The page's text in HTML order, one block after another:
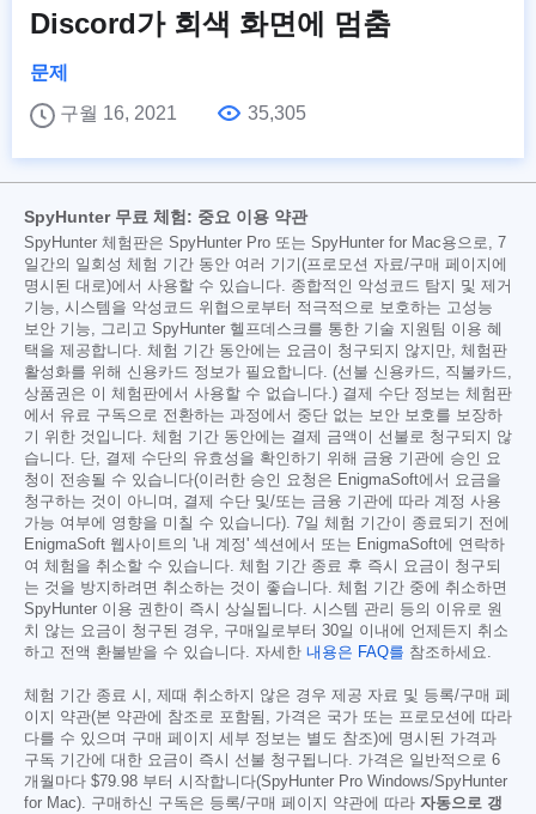
Discord가 회색 화면에 멈춤
문제
구월 16, 2021
35,305
SpyHunter 무료 체험: 중요 이용 약관
SpyHunter 체험판은 SpyHunter Pro 또는 SpyHunter for Mac용으로, 7
일간의 일회성 체험 기간 동안 여러 기기(프로모션 자료/구매 페이지에
명시된 대로)에서 사용할 수 있습니다. 종합적인 악성코드 탐지 및 제거
기능, 시스템을 악성코드 위협으로부터 적극적으로 보호하는 고성능
보안 기능, 그리고 SpyHunter 헬프데스크를 통한 기술 지원팀 이용 혜
택을 제공합니다. 체험 기간 동안에는 요금이 청구되지 않지만, 체험판
활성화를 위해 신용카드 정보가 필요합니다. (선불 신용카드, 직불카드,
상품권은 이 체험판에서 사용할 수 없습니다.) 결제 수단 정보는 체험판
에서 유료 구독으로 전환하는 과정에서 중단 없는 보안 보호를 보장하
기 위한 것입니다. 체험 기간 동안에는 결제 금액이 선불로 청구되지 않
습니다. 단, 결제 수단의 유효성을 확인하기 위해 금융 기관에 승인 요
청이 전송될 수 있습니다(이러한 승인 요청은 EnigmaSoft에서 요금을
청구하는 것이 아니며, 결제 수단 및/또는 금융 기관에 따라 계정 사용
가능 여부에 영향을 미칠 수 있습니다). 7일 체험 기간이 종료되기 전에
EnigmaSoft 웹사이트의 '내 계정' 섹션에서 또는 EnigmaSoft에 연락하
여 체험을 취소할 수 있습니다. 체험 기간 종료 후 즉시 요금이 청구되
는 것을 방지하려면 취소하는 것이 좋습니다. 체험 기간 중에 취소하면
SpyHunter 이용 권한이 즉시 상실됩니다. 시스템 관리 등의 이유로 원
치 않는 요금이 청구된 경우, 구매일로부터 30일 이내에 언제든지 취소
하고 전액 환불받을 수 있습니다. 자세한 내용은 FAQ를 참조하세요.
체험 기간 종료 시, 제때 취소하지 않은 경우 제공 자료 및 등록/구매 페
이지 약관(본 약관에 참조로 포함됨, 가격은 국가 또는 프로모션에 따라
다를 수 있으며 구매 페이지 세부 정보는 별도 참조)에 명시된 가격과
구독 기간에 대한 요금이 즉시 선불 청구됩니다. 가격은 일반적으로 6
개월마다 $79.98 부터 시작합니다(SpyHunter Pro Windows/SpyHunter
for Mac). 구매하신 구독은 등록/구매 페이지 약관에 따라 자동으로 갱